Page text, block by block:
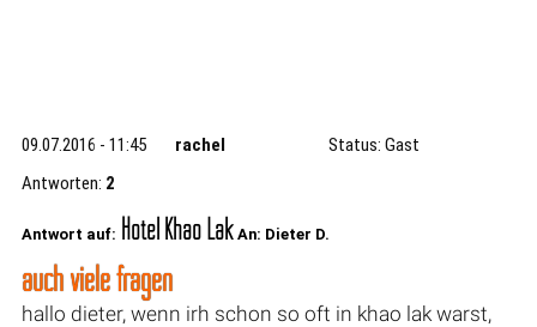
09.07.2016 - 11:45 rachel
Status: Gast
Antworten: 2
Antwort auf: Hotel Khao Lak An: Dieter D.
auch viele fragen
hallo dieter, wenn irh schon so oft in khao lak warst,